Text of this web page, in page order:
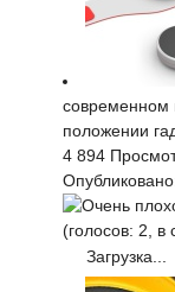
современном
положении
4 894
(голосов: 2, в
Загрузка...